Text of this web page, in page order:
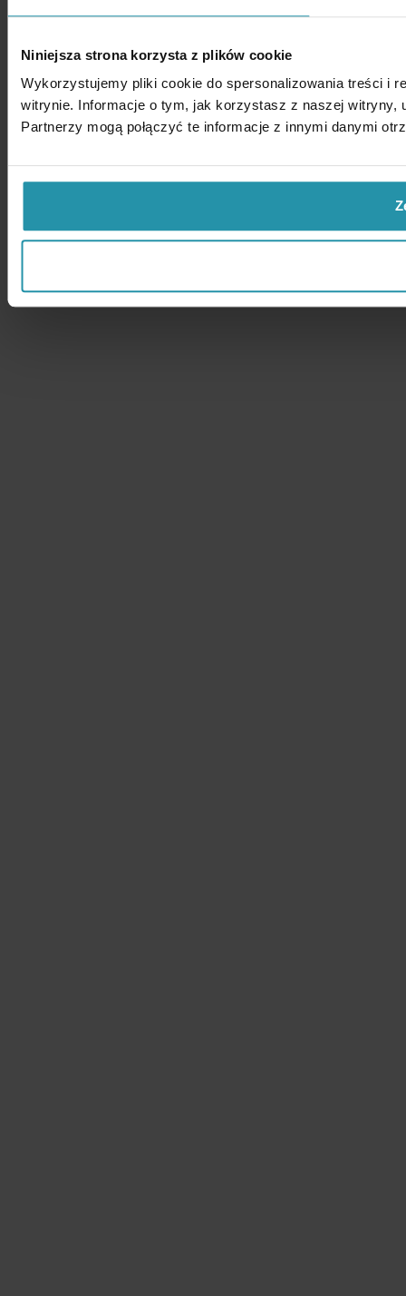
Niniejsza strona korzysta z plików cookie
Wykorzystujemy pliki cookie do spersonalizowania treści i
witrynie. Informacje o tym, jak korzystasz z naszej witryny,
Partnerzy mogą połączyć te informacje z innymi danymi